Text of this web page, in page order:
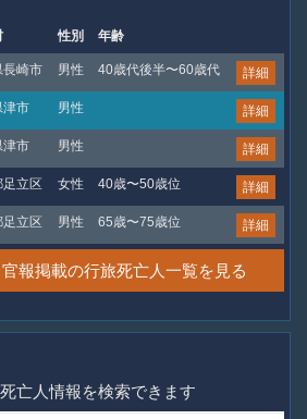
性別 年齢
長崎市 男性 40歳代後半〜60歳代 詳細
津市 男性 詳細
津市 男性 詳細
立区 女性 40歳〜50歳位 詳細
立区 男性 65歳〜75歳位 詳細
報掲載の行旅死亡人一覧を見る
亡人情報を検索できます